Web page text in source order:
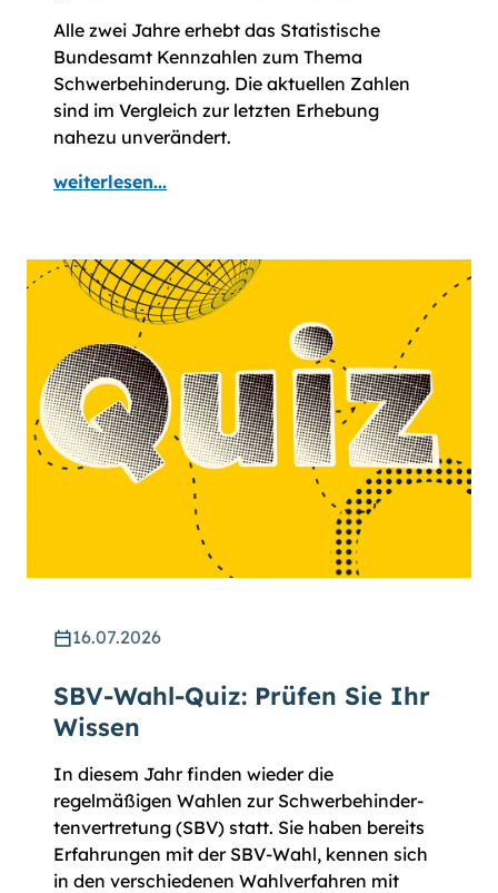
Alle zwei Jahre erhebt das Statistische
Bundesamt Kennzahlen zum Thema
Schwerbehinderung. Die aktuellen Zahlen
sind im Vergleich zur letzten Erhebung
nahezu unverändert.
weiterlesen...
16.07.2026
SBV-Wahl-Quiz: Prüfen Sie Ihr
Wissen
In diesem Jahr finden wieder die
regelmäßigen Wahlen zur Schwer­be­hinder­
ten­vertre­tung (SBV) statt. Sie haben bereits
Erfahrungen mit der SBV-Wahl, kennen sich
in den verschiedenen Wahl­ver­fahren mit